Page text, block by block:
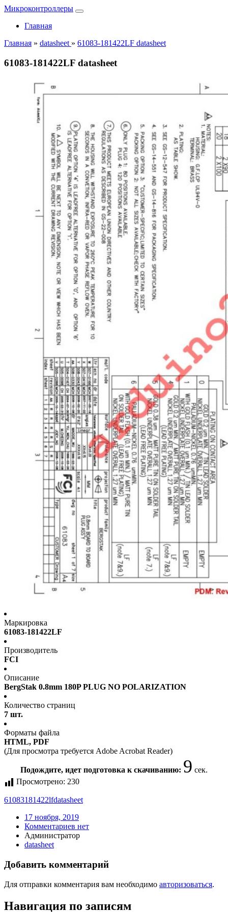
Микроконтроллеры
Главная
Главная » datasheet » 61083-181422LF datasheet
61083-181422LF datasheet
Маркировка
61083-181422LF
Производитель
FCI
Описание
BergStak 0.8mm 180P PLUG NO POLARIZATION
Количество страниц
7 шт.
Форматы файла
HTML, PDF
(Для просмотра требуется Adobe Acrobat Reader)
Подождите, идет подготовка к скачиванию: 9 сек.
Просмотрено: 230
61083181422lfdatasheet
17 ноября, 2019
Комментариев нет
Администратор
datasheet
Добавить комментарий
Для отправки комментария вам необходимо авторизоваться.
Навигация по записям